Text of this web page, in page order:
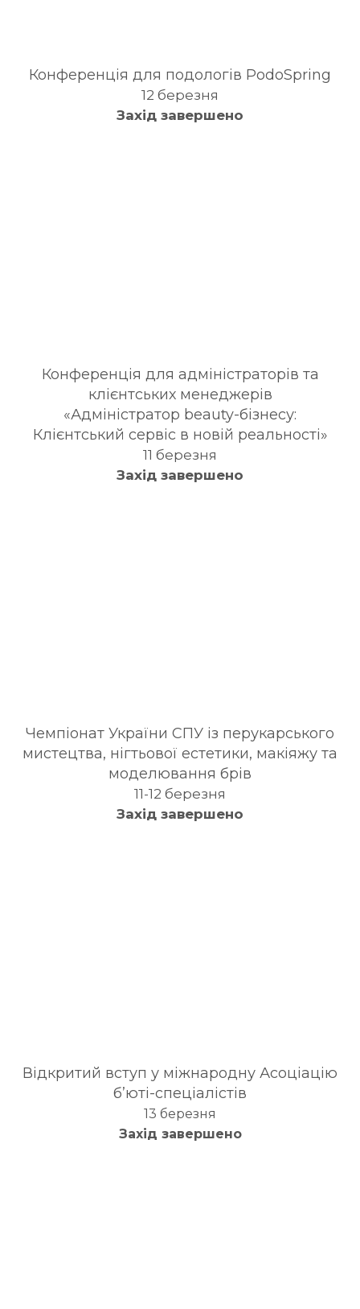
Конференція для подологів PodoSpring
12 березня
Захід завершено
Конференція для адміністраторів та
клієнтських менеджерів
«Адміністратор beauty-бізнесу:
Клієнтський сервіс в новій реальності»
11 березня
Захід завершено
Чемпіонат України СПУ із перукарського
мистецтва, нігтьової естетики, макіяжу та
моделювання брів
11-12 березня
Захід завершено
Відкритий вступ у міжнародну Асоціацію
б’юті-спеціалістів
13 березня
Захід завершено